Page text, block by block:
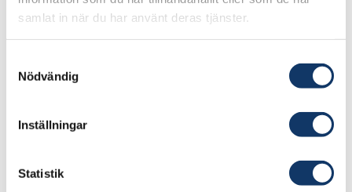
samlat in när du har använt deras tjänster.
Nödvändig
Inställningar
Statistik